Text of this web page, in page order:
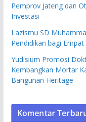
Pemprov Jateng dan
Investasi
Lazismu SD
Pendidikan bagi
Yudisium Promosi
Kembangkan Mortar
Bangunan Heritage
Komentar